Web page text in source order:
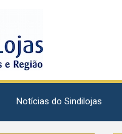
Notícias do Sindilojas